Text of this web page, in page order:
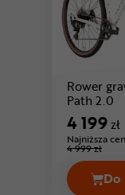
Rower
Path 2.0
4 199zł
Najniższa
4 999 zł
Do